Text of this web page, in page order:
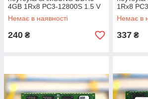
4GB 1Rx8 PC3-12800S 1.5 V
SODIMM (б/у)
Немає в наявності
240 ₴
1Rx8
SODIMM
Немає в
337 ₴